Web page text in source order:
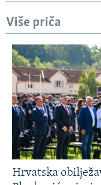
Više priča
Hrvatska